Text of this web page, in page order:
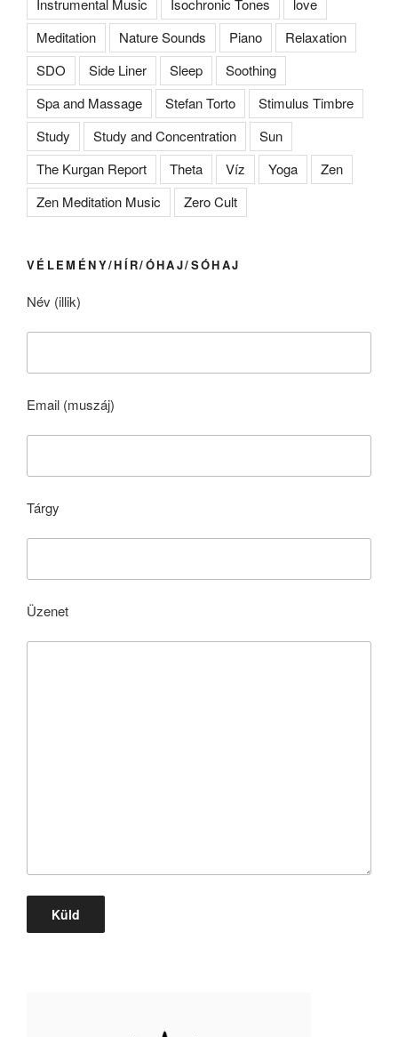
Instrumental Music Isochronic Tones
love
Meditation
Nature Sounds Piano
Relaxation
SDO
Side Liner Sleep
Soothing
Spa and Massage
Stefan Torto
Stimulus Timbre
Study
Study and Concentration
Sun
The Kurgan Report
Theta Víz Yoga
Zen
Zen Meditation Music
Zero Cult
VÉLEMÉNY/HÍR/ÓHAJ/SÓHAJ
Név (illik)
Email (muszáj)
Tárgy
Üzenet